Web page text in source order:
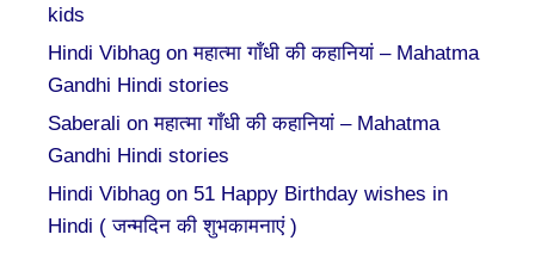
kids
Hindi Vibhag onमहात्मा गाँधी की कहानियां – Mahatma
Gandhi Hindi stories
Saberali onमहात्मा गाँधी की कहानियां – Mahatma
Gandhi Hindi stories
Hindi Vibhag on 51 Happy Birthday wishes in
Hindi ( जन्मदिन की शुभकामनाएं )